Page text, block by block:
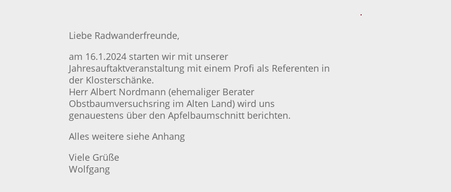
Liebe Radwanderfreunde,
am 16.1.2024 starten wir mit unserer
Jahresauftaktveranstaltung mit einem Profi als Referenten in
der Klosterschänke.
Herr Albert Nordmann (ehemaliger Berater
Obstbaumversuchsring im Alten Land) wird uns
genauestens über den Apfelbaumschnitt berichten.
Alles weitere siehe Anhang
Viele Grüße
Wolfgang